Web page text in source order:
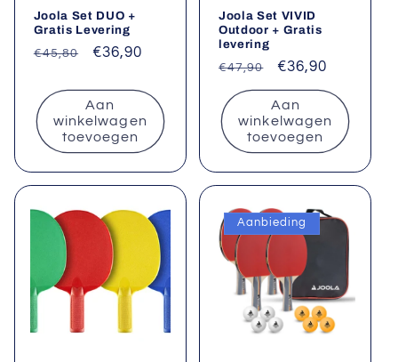
Joola Set DUO +
Gratis Levering
Normale
€45,80 Aanbiedingsprijs
€36,90
Aan
winkelwagen
toevoegen
Joola Set VIVID
Outdoor + Gratis
levering
Normale
prijs
€47,90 €36,90
Aan
winkelwagen
toevoegen
Aanbieding